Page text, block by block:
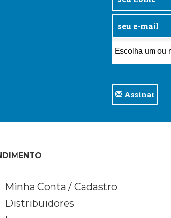
Assinar
Minha Conta / Cadastro
Distribuidores